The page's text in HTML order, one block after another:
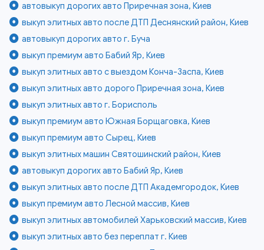
автовыкуп дорогих авто Приречная зона, Киев
выкуп элитных авто после ДТП Деснянский район, Киев
автовыкуп дорогих авто г. Буча
выкуп премиум авто Бабий Яр, Киев
выкуп элитных авто с выездом Конча-Заспа, Киев
выкуп элитных авто дорого Приречная зона, Киев
выкуп элитных авто г. Борисполь
выкуп премиум авто Южная Борщаговка, Киев
выкуп премиум авто Сырец, Киев
выкуп элитных машин Святошинский район, Киев
автовыкуп дорогих авто Бабий Яр, Киев
выкуп элитных авто после ДТП Академгородок, Киев
выкуп премиум авто Лесной массив, Киев
выкуп элитных автомобилей Харьковский массив, Киев
выкуп элитных авто без переплат г. Киев